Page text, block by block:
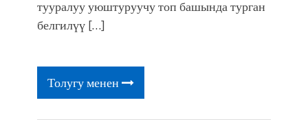
Park'ка 30 миң адам чогулду
тууралуу уюштуруучу топ башында турган
белгилүү […]
Толугу менен